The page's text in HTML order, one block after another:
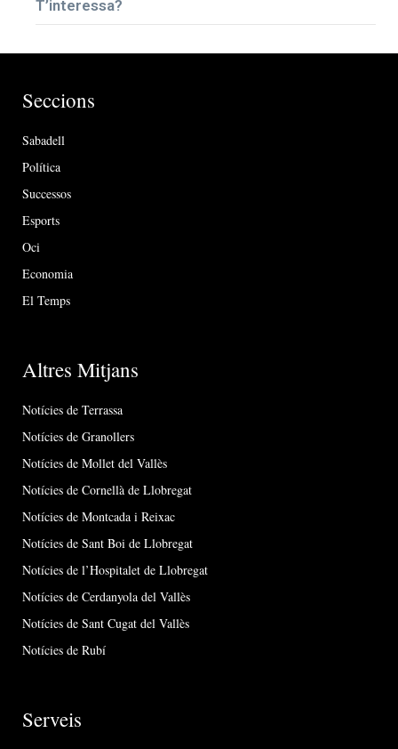
T’interessa?
Seccions
Sabadell
Política
Successos
Esports
Oci
Economia
El Temps
Altres Mitjans
Notícies de Terrassa
Notícies de Granollers
Notícies de Mollet del Vallès
Notícies de Cornellà de Llobregat
Notícies de Montcada i Reixac
Notícies de Sant Boi de Llobregat
Notícies de l’Hospitalet de Llobregat
Notícies de Cerdanyola del Vallès
Notícies de Sant Cugat del Vallès
Notícies de Rubí
Serveis